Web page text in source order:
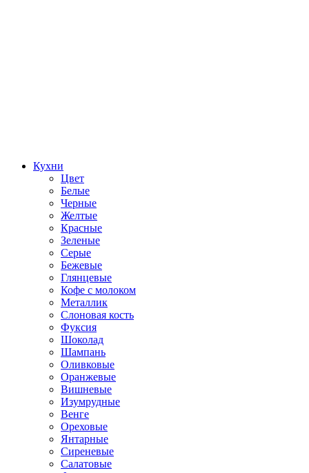
Кухни
Цвет
Белые
Черные
Желтые
Красные
Зеленые
Серые
Бежевые
Глянцевые
Кофе с молоком
Металлик
Слоновая кость
Фуксия
Шоколад
Шампань
Оливковые
Оранжевые
Вишневые
Изумрудные
Венге
Ореховые
Янтарные
Сиреневые
Салатовые